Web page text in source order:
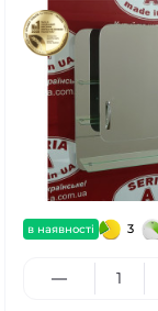
в наявності 3